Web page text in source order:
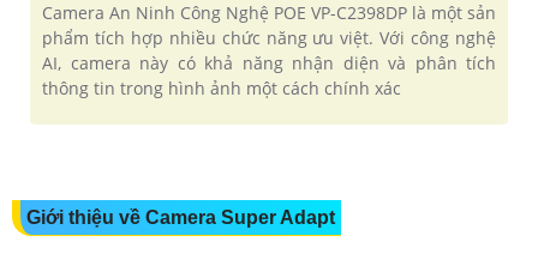
Camera An Ninh Công Nghệ POE VP-C2398DP là một sản
phẩm tích hợp nhiều chức năng ưu việt. Với công nghệ
AI, camera này có khả năng nhận diện và phân tích
thông tin trong hình ảnh một cách chính xác
Giới thiệu về Camera Super Adapt